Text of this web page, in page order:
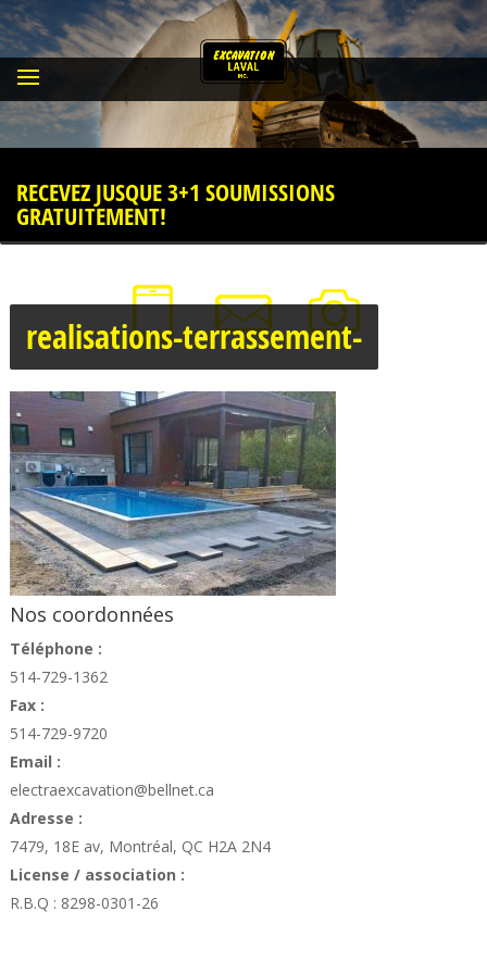
RECEVEZ JUSQUE 3+1 SOUMISSIONS
GRATUITEMENT!
realisations-terrassement-
Nos coordonnées
Téléphone :
514-729-1362
Fax :
514-729-9720
Email :
electraexcavation@bellnet.ca
Adresse :
7479, 18E av, Montréal, QC H2A 2N4
License / association :
R.B.Q : 8298-0301-26